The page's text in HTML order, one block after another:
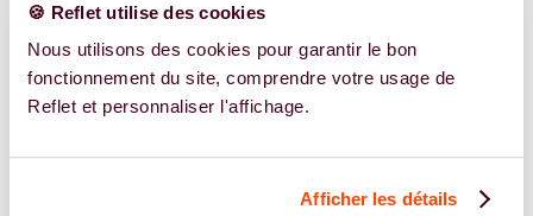
🍪 Reflet utilise des cookies
Nous utilisons des cookies pour garantir le bon
fonctionnement du site, comprendre votre usage de
Reflet et personnaliser l'affichage.
Afficher les détails
Plus de 400 femmes déjà accompagnées !